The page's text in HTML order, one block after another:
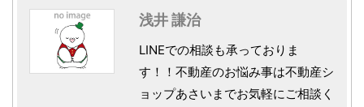
浅井 謙治
LINEでの相談も承っておりま
す！！不動産のお悩み事は不動産シ
ョップあさいまでお気軽にご相談く